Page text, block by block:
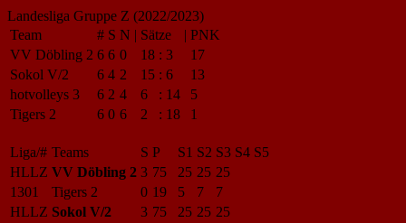
Landesliga Gruppe Z (2022/2023)
Team
# S N | Sätze | PNK
VV Döbling 2 6 6 0 18 : 3
17
Sokol V/2
6 4 2 15 : 6
13
hotvolleys 3
6 2 4 6 : 14
5
Tigers 2
6 0 6 2 : 18 1
Liga/# Teams S P S1 S2 S3 S4 S5
HLLZ VV Döbling 2 3 75 25 25 25
1301
Tigers 2 0 19 5 7
7
HLLZ Sokol V/2 3 75 25 25 25